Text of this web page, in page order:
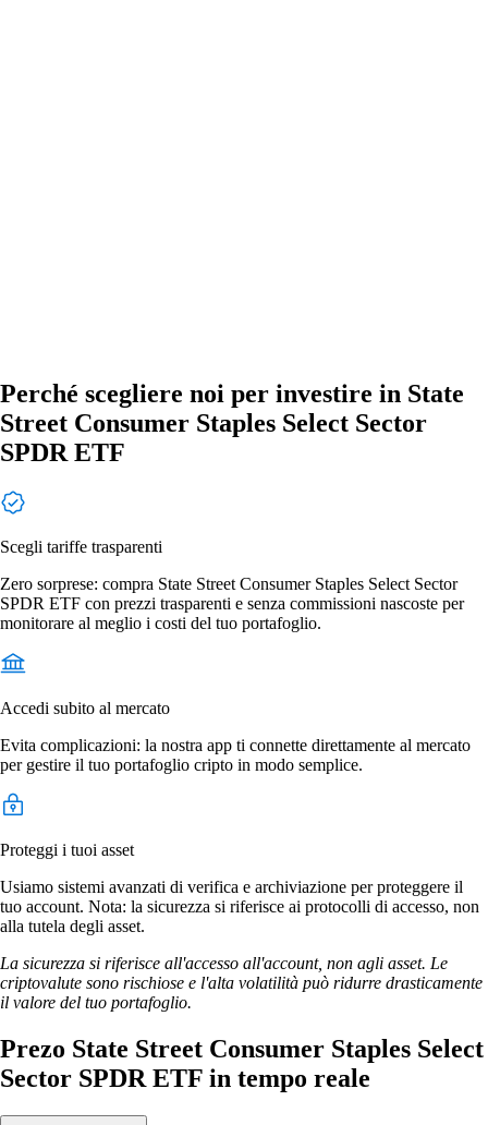
Perché scegliere noi per investire in State
Street Consumer Staples Select Sector
SPDR ETF
Scegli tariffe trasparenti
Zero sorprese: compra State Street Consumer Staples Select Sector
SPDR ETF con prezzi trasparenti e senza commissioni nascoste per
monitorare al meglio i costi del tuo portafoglio.
Accedi subito al mercato
Evita complicazioni: la nostra app ti connette direttamente al mercato
per gestire il tuo portafoglio cripto in modo semplice.
Proteggi i tuoi asset
Usiamo sistemi avanzati di verifica e archiviazione per proteggere il
tuo account. Nota: la sicurezza si riferisce ai protocolli di accesso, non
alla tutela degli asset.
La sicurezza si riferisce all'accesso all'account, non agli asset. Le
criptovalute sono rischiose e l'alta volatilità può ridurre drasticamente
il valore del tuo portafoglio.
Prezo State Street Consumer Staples Select
Sector SPDR ETF in tempo reale